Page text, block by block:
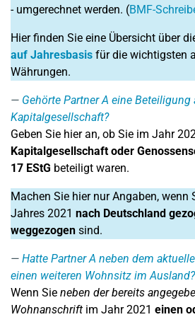
- umgerechnet werden. (BMF-
Hier finden Sie eine Übersicht über
auf Jahresbasis für die wichtigsten
Währungen.
Gehörte Partner A eine Beteiligung
Kapitalgesellschaft?
Geben Sie hier an, ob Sie im Jahr
Kapitalgesellschaft oder
17 EStG beteiligt waren.
Machen Sie hier nur Angaben, wenn
Jahres 2021 nach Deutschland
weggezogen sind.
Hatte Partner A neben dem
einen weiteren Wohnsitz im Ausland?
Wenn Sie neben der bereits
Wohnanschrift im Jahr 2021 einen